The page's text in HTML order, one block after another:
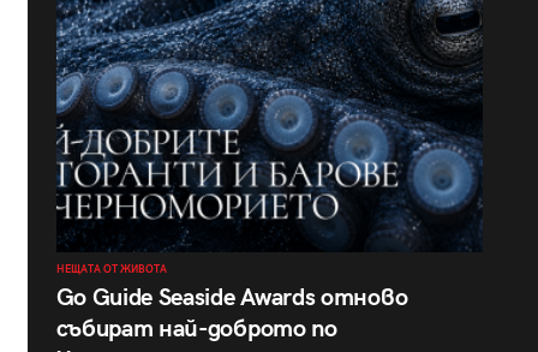
НЕЩАТА ОТ ЖИВОТА
Go Guide Seaside Awards отново
събират най-доброто по